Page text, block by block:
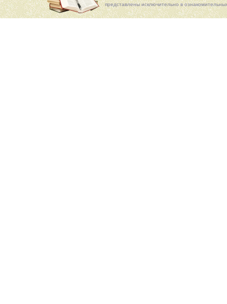
представлены исключительно в